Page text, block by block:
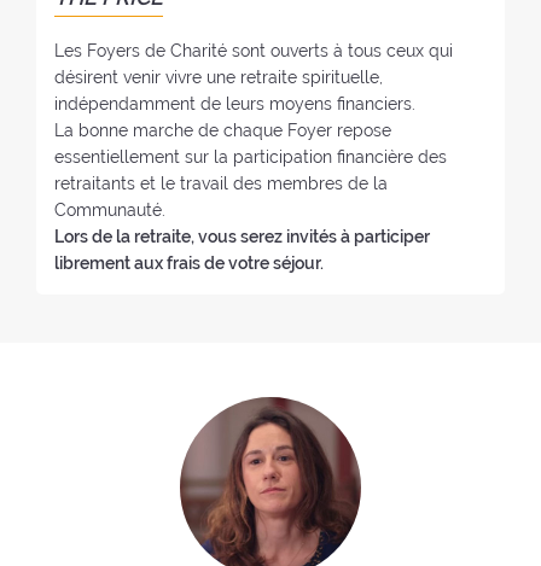
o
e
r
:
Les Foyers de Charité sont ouverts à tous ceux qui
désirent venir vivre une retraite spirituelle,
indépendamment de leurs moyens financiers.
La bonne marche de chaque Foyer repose
essentiellement sur la participation financière des
retraitants et le travail des membres de la
Communauté.
Lors de la retraite, vous serez invités à participer
librement aux frais de votre séjour.